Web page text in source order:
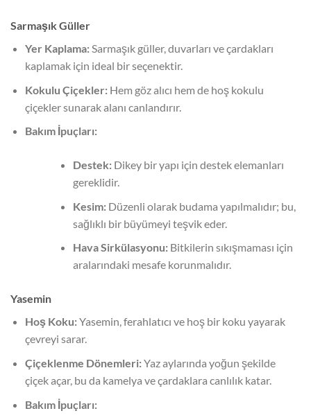
Sarmaşık Güller
Yer Kaplama:Sarmaşık güller, duvarları ve çardakları
kaplamak için ideal bir seçenektir.
Kokulu Çiçekler:Hem göz alıcı hem de hoş kokulu
çiçekler sunarak alanı canlandırır.
Bakım İpuçları:
Destek:Dikey bir yapı için destek elemanları
gereklidir.
Kesim:Düzenli olarak budama yapılmalıdır; bu,
sağlıklı bir büyümeyi teşvik eder.
Hava Sirkülasyonu:Bitkilerin sıkışmaması için
aralarındaki mesafe korunmalıdır.
Yasemin
Hoş Koku:Yasemin, ferahlatıcı ve hoş bir koku yayarak
çevreyi sarar.
Çiçeklenme Dönemleri:Yaz aylarında yoğun şekilde
çiçek açar, bu da kamelya ve çardaklara canlılık katar.
Bakım İpuçları: